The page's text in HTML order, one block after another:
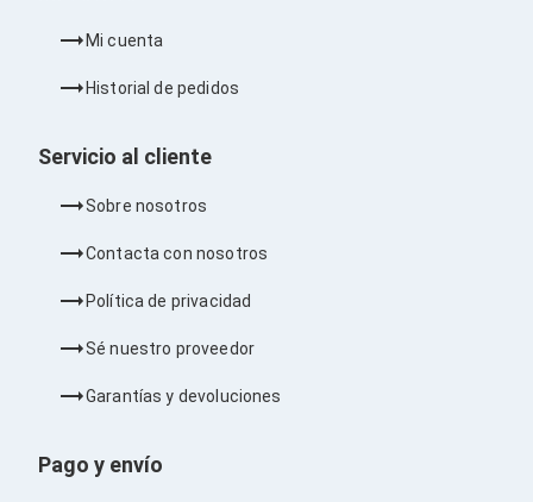
Accesorios para Cables
Conectores
Herramientas para Cables
Pinzas Ponchadoras
Probadores de Cable
Cortadoras de Cable
Protectores para Cables
Cables para Impresoras
Cableado Estructurado
Sujetadores de Cables
Cinchos
Adaptadores
Adaptadores PC
Adaptadores PC Serial
Adaptadores PC SATA
Mi cuenta
Historial de pedidos
Servicio al cliente
Sobre nosotros
Contacta con nosotros
Política de privacidad
Sé nuestro proveedor
Garantías y devoluciones
Pago y envío